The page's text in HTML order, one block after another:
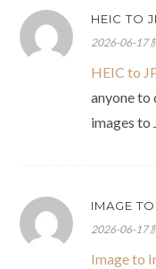
HEIC TO
2026-06-17
HEIC to
anyone to
images to
IMAGE
2026-06-17
Image to